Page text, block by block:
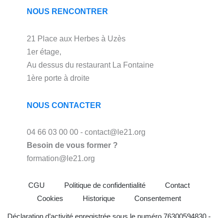
NOUS RENCONTRER
21 Place aux Herbes à Uzès
1er étage,
Au dessus du restaurant La Fontaine
1ère porte à droite
NOUS CONTACTER
04 66 03 00 00 - contact@le21.org
Besoin de vous former ?
formation@le21.org
CGU Politique de confidentialité
Contact
Cookies
Historique Consentement